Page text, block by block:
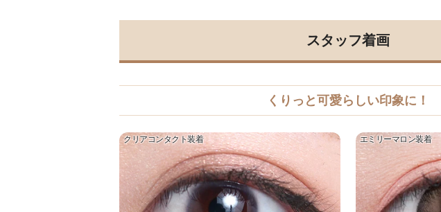
スタッフ着画
くりっと可愛らしい印象に！
クリアコンタクト装着 エミリーマロン装着